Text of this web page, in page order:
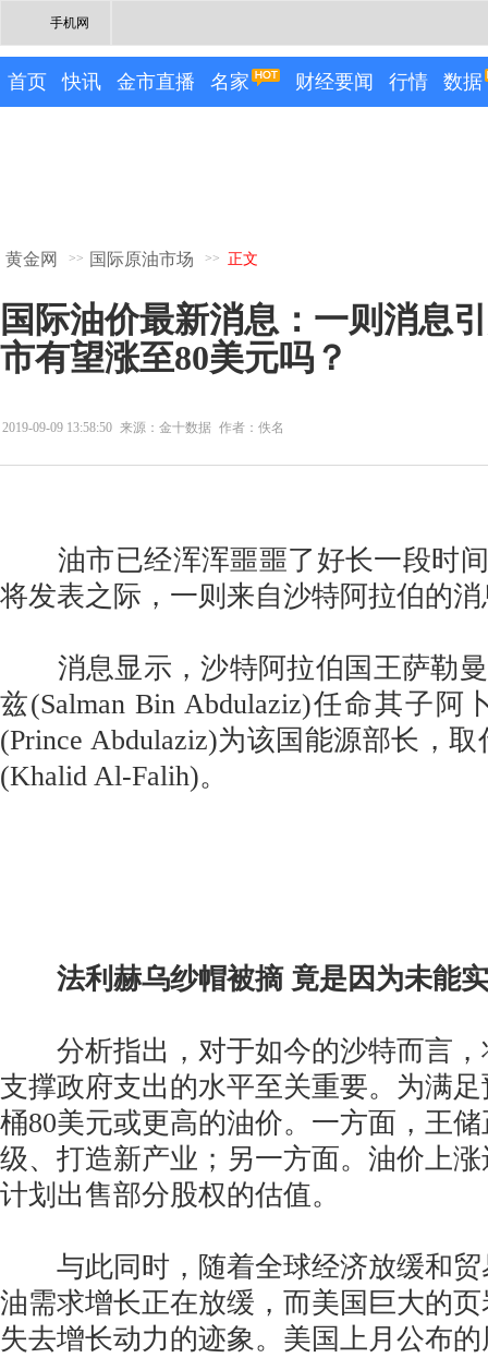
手机网
首页 快讯 金市直播 名家 财经要闻 行情 数据
黄金网 >> 国际原油市场 >> 正文
国际油价最新消息：一则消息
市有望涨至80美元吗？
2019-09-09 13:58:50 来源：金十数据 作者：佚名
油市已经浑浑噩噩了好长一段时间
将发表之际，一则来自沙特阿拉伯的
消息显示，沙特阿拉伯国王萨勒曼
兹(Salman Bin Abdulaziz)任命其子阿
(Prince Abdulaziz)为该国能源部长，
(Khalid Al-Falih)。
法利赫乌纱帽被摘 竟是因为未能
分析指出，对于如今的沙特而言，
支撑政府支出的水平至关重要。为满
桶80美元或更高的油价。一方面，王
级、打造新产业；另一方面。油价上
计划出售部分股权的估值。
与此同时，随着全球经济放缓和贸
油需求增长正在放缓，而美国巨大的
失去增长动力的迹象。美国上月公布